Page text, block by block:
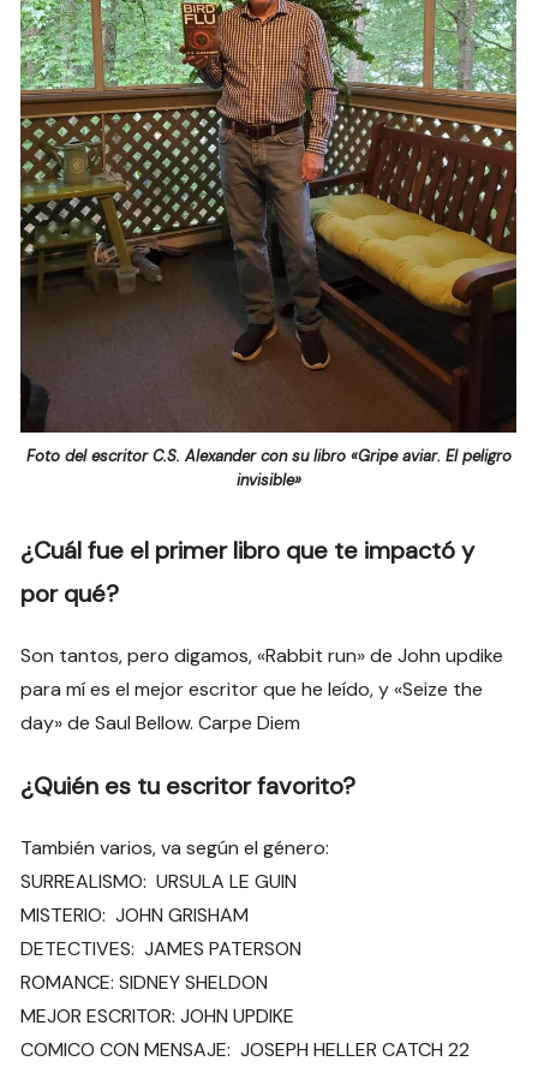
Foto del escritor C.S. Alexander con su libro «Gripe aviar. El peligro
invisible»
¿Cuál fue el primer libro que te impactó y
por qué?
Son tantos, pero digamos, «Rabbit run» de John updike
para mí es el mejor escritor que he leído, y «Seize the
day» de Saul Bellow. Carpe Diem
¿Quién es tu escritor favorito?
También varios, va según el género:
SURREALISMO: URSULA LE GUIN
MISTERIO: JOHN GRISHAM
DETECTIVES: JAMES PATERSON
ROMANCE: SIDNEY SHELDON
MEJOR ESCRITOR: JOHN UPDIKE
COMICO CON MENSAJE: JOSEPH HELLER CATCH 22